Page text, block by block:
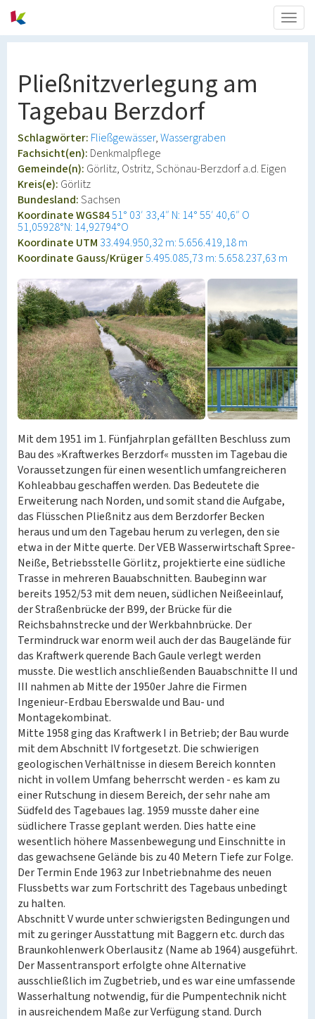
Pließnitzverlegung am
Tagebau Berzdorf
Schlagwörter: Fließgewässer Wassergraben
Fachsicht(en): Denkmalpflege
Gemeinde(n): Görlitz, Ostritz, Schönau-Berzdorf a.d. Eigen
Kreis(e): Görlitz
Bundesland:Sachsen
Koordinate WGS8451° 03′ 33,4″ N: 14° 55′ 40,6″ O
51,05928°N: 14,92794°O
Koordinate UTM 33.494.950,32 m: 5.656.419,18 m
Koordinate Gauss/Krüger5.495.085,73 m: 5.658.237,63 m
Mit dem 1951 im 1. Fünfjahrplan gefällten Beschluss zum
Bau des »Kraftwerkes Berzdorf« mussten im Tagebau die
Voraussetzungen für einen wesentlich umfangreicheren
Kohleabbau geschaffen werden. Das Bedeutete die
Erweiterung nach Norden, und somit stand die Aufgabe,
das Flüsschen Pließnitz aus dem Berzdorfer Becken
heraus und um den Tagebau herum zu verlegen, den sie
etwa in der Mitte querte. Der VEB Wasserwirtschaft Spree-
Neiße, Betriebsstelle Görlitz, projektierte eine südliche
Trasse in mehreren Bauabschnitten. Baubeginn war
bereits 1952/53 mit dem neuen, südlichen Neißeeinlauf,
der Straßenbrücke der B99, der Brücke für die
Reichsbahnstrecke und der Werkbahnbrücke. Der
Termindruck war enorm weil auch der das Baugelände für
das Kraftwerk querende Bach Gaule verlegt werden
musste. Die westlich anschließenden Bauabschnitte II und
III nahmen ab Mitte der 1950er Jahre die Firmen
Ingenieur-Erdbau Eberswalde und Bau- und
Montagekombinat.
Mitte 1958 ging das Kraftwerk I in Betrieb; der Bau wurde
mit dem Abschnitt IV fortgesetzt. Die schwierigen
geologischen Verhältnisse in diesem Bereich konnten
nicht in vollem Umfang beherrscht werden - es kam zu
einer Rutschung in diesem Bereich, der sehr nahe am
Südfeld des Tagebaues lag. 1959 musste daher eine
südlichere Trasse geplant werden. Dies hatte eine
wesentlich höhere Massenbewegung und Einschnitte in
das gewachsene Gelände bis zu 40 Metern Tiefe zur Folge.
Der Termin Ende 1963 zur Inbetriebnahme des neuen
Flussbetts war zum Fortschritt des Tagebaus unbedingt
zu halten.
Abschnitt V wurde unter schwierigsten Bedingungen und
mit zu geringer Ausstattung mit Baggern etc. durch das
Braunkohlenwerk Oberlausitz (Name ab 1964) ausgeführt.
Der Massentransport erfolgte ohne Alternative
ausschließlich im Zugbetrieb, und es war eine umfassende
Wasserhaltung notwendig, für die Pumpentechnik nicht
in ausreichendem Maße zur Verfügung stand. Durch